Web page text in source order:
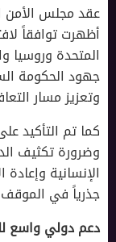
عقد مجلس الأمن
أظهرت توافقاً
المتحدة وروسيا
جهود الحكومة
وتعزيز مسار
كما تم التأكيد
وضرورة تكثيف
الإنسانية
جذرياً في الموقف
دعم دولي واسع